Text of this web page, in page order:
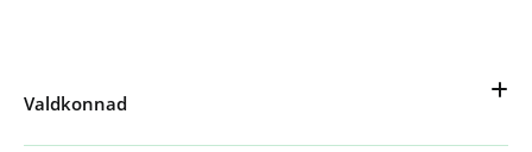
Valdkonnad